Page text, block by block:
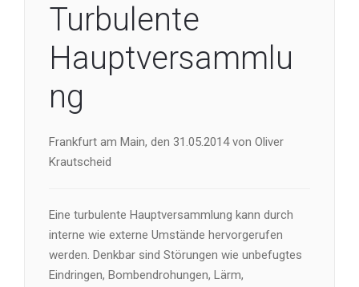
Turbulente
Hauptversammlu
ng
Frankfurt am Main, den 31.05.2014 von Oliver
Krautscheid
Eine turbulente Hauptversammlung kann durch
interne wie externe Umstände hervorgerufen
werden. Denkbar sind Störungen wie unbefugtes
Eindringen, Bombendrohungen, Lärm,